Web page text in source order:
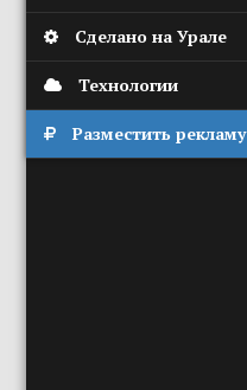
Сделано на Урале
Технологии
Разместить рекламу